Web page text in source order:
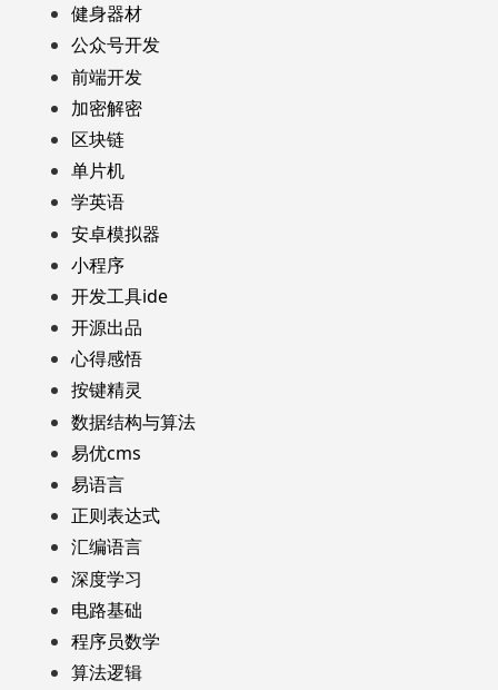
健身器材
公众号开发
前端开发
加密解密
区块链
单片机
学英语
安卓模拟器
小程序
开发工具ide
开源出品
心得感悟
按键精灵
数据结构与算法
易优cms
易语言
正则表达式
汇编语言
深度学习
电路基础
程序员数学
算法逻辑